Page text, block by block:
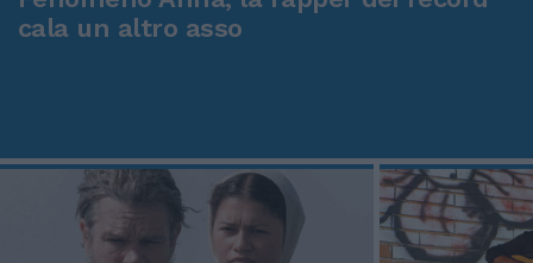
cala un altro asso